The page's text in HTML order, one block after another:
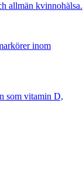
allmän kvinnohälsa.
inom
som vitamin D,